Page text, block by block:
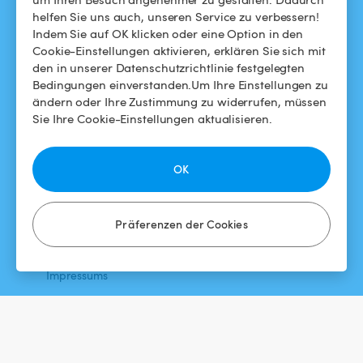
helfen Sie uns auch, unseren Service zu verbessern!
Indem Sie auf OK klicken oder eine Option in den
Cookie-Einstellungen aktivieren, erklären Sie sich mit
den in unserer Datenschutzrichtlinie festgelegten
Bedingungen einverstanden.Um Ihre Einstellungen zu
ändern oder Ihre Zustimmung zu widerrufen, müssen
Sie Ihre Cookie-Einstellungen aktualisieren.
Präferenzen der Cookies
OK
Swimmy in den Medien
Das Swimmy-Abenteuer
Für Gastgeber
Meinen Pool vermieten
So funktioniert's
Allgemeine
Geschäftsbedingungen
Datenschutzbestimmungen
Impressums
Instagram